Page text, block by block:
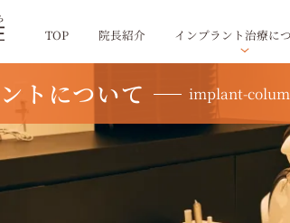
TOP 院長紹介 インプラント治療に
トについて implant-
について インプラントの仮歯で食事する際の注意点と安全な食